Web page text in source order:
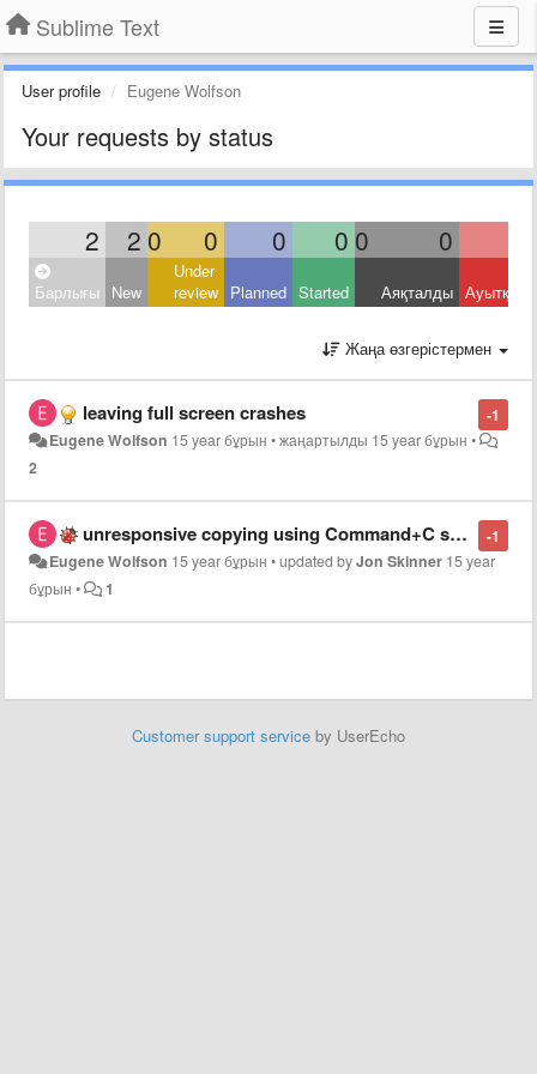
Sublime Text
User profile Eugene Wolfson
Your requests by status
2 2 0 0 0 0 0 0
Барлығы New
Under
review Planned Started Аяқталды
Жаңа өзгерістермен
-1
leaving full screen crashes
Eugene Wolfson 15 year бұрын •жаңартылды 15 year бұрын •
2
-1
unresponsive copying using Command+C shortcut in OS X
Eugene Wolfson 15 year бұрын •updated byJon Skinner 15 year
бұрын • 1
Customer support service by UserEcho